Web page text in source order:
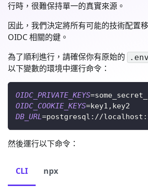
行時，很難保持單一的真實來源。
因此，我們決定將所有可能的技術配置
OIDC 相關的鍵。
為了順利進行，請確保你有原始的
.env
以下變數的環境中運行命令：
OIDC_PRIVATE_KEYS=
OIDC_COOKIE_KEYS=key1,key2
DB_URL=postgresql://
然後運行以下命令：
CLI npx